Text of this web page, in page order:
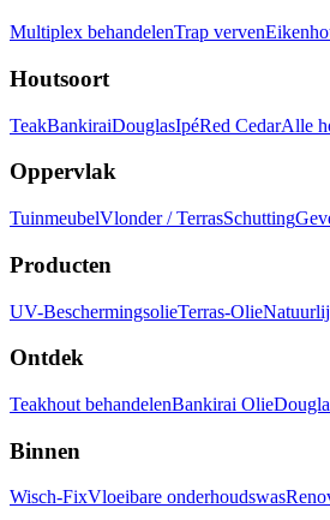
Multiplex behandelenTrap verven
Houtsoort
TeakBankiraiDouglasIpéRed CedarAlle
Oppervlak
TuinmeubelVlonder / TerrasSchutting
Producten
UV-BeschermingsolieTerras-Olie
Ontdek
Teakhout behandelenBankirai Olie
Binnen
Wisch-FixVloeibare onderhoudswas